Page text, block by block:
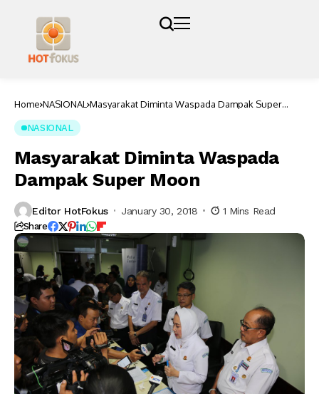
Home NASIONAL Masyarakat Diminta Waspada Dampak Super
NASIONAL
Masyarakat Diminta Waspada
Dampak Super Moon
Editor HotFokus January 30, 2018 1 Mins Read
Share